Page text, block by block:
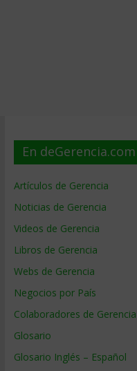
En deGerencia.com
Artículos de Gerencia
Noticias de Gerencia
Videos de Gerencia
Libros de Gerencia
Webs de Gerencia
Negocios por País
Colaboradores de Gerencia
Glosario
Glosario Inglés – Español